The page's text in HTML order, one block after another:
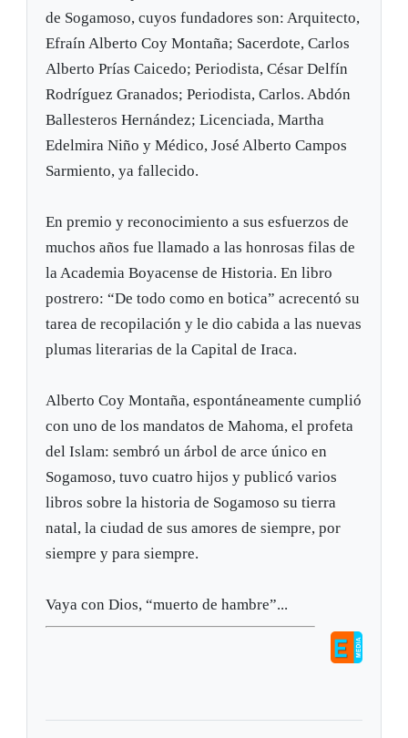
de Sogamoso, cuyos fundadores son: Arquitecto,
Efraín Alberto Coy Montaña; Sacerdote, Carlos
Alberto Prías Caicedo; Periodista, César Delfín
Rodríguez Granados; Periodista, Carlos. Abdón
Ballesteros Hernández; Licenciada, Martha
Edelmira Niño y Médico, José Alberto Campos
Sarmiento, ya fallecido.
En premio y reconocimiento a sus esfuerzos de
muchos años fue llamado a las honrosas filas de
la Academia Boyacense de Historia. En libro
postrero: “De todo como en botica” acrecentó su
tarea de recopilación y le dio cabida a las nuevas
plumas literarias de la Capital de Iraca.
Alberto Coy Montaña, espontáneamente cumplió
con uno de los mandatos de Mahoma, el profeta
del Islam: sembró un árbol de arce único en
Sogamoso, tuvo cuatro hijos y publicó varios
libros sobre la historia de Sogamoso su tierra
natal, la ciudad de sus amores de siempre, por
siempre y para siempre.
Vaya con Dios, “muerto de hambre”...